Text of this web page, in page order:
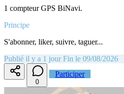
1 compteur GPS BiNavi.
Principe
S'abonner, liker, suivre, taguer...
Publié il y a 1 jour Fin le 09/08/2026
0
Participer